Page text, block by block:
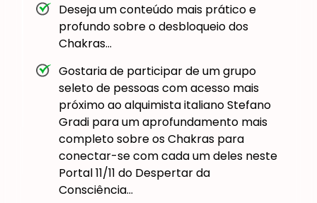
Deseja um conteúdo mais prático e
profundo sobre o desbloqueio dos
Chakras…
Gostaria de participar de um grupo
seleto de pessoas com acesso mais
próximo ao alquimista italiano Stefano
Gradi para um aprofundamento mais
completo sobre os Chakras para
conectar-se com cada um deles neste
Portal 11/11 do Despertar da
Consciência…